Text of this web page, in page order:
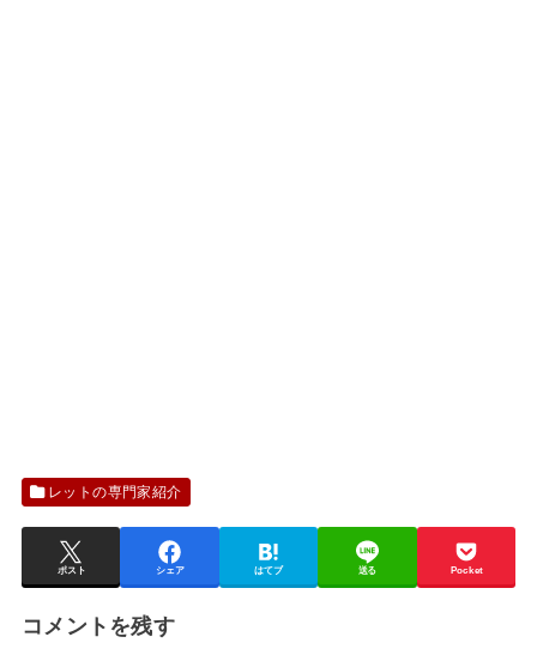
レットの専門家紹介
ポスト シェア はてブ 送る Pocket
コメントを残す